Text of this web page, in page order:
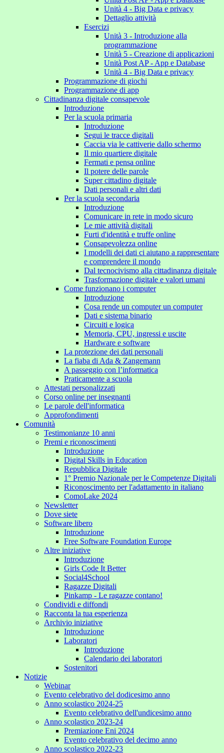
Unità 4 - Big Data e privacy
Dettaglio attività
Esercizi
Unità 3 - Introduzione alla
programmazione
Unità 5 - Creazione di applicazioni
Unità Post AP - App e Database
Unità 4 - Big Data e privacy
Programmazione di giochi
Programmazione di app
Cittadinanza digitale consapevole
Introduzione
Per la scuola primaria
Introduzione
Segui le tracce digitali
Caccia via le cattiverie dallo schermo
Il mio quartiere digitale
Fermati e pensa online
Il potere delle parole
Super cittadino digitale
Dati personali e altri dati
Per la scuola secondaria
Introduzione
Comunicare in rete in modo sicuro
Le mie attività digitali
Furti d'identità e truffe online
Consapevolezza online
I modelli dei dati ci aiutano a rappresentare
e comprendere il mondo
Dal tecnocivismo alla cittadinanza digitale
Trasformazione digitale e valori umani
Come funzionano i computer
Introduzione
Cosa rende un computer un computer
Dati e sistema binario
Circuiti e logica
Memoria, CPU, ingressi e uscite
Hardware e software
La protezione dei dati personali
La fiaba di Ada & Zangemann
A passeggio con l’informatica
Praticamente a scuola
Attestati personalizzati
Corso online per insegnanti
Le parole dell'informatica
Approfondimenti
Comunità
Testimonianze 10 anni
Premi e riconoscimenti
Introduzione
Digital Skills in Education
Repubblica Digitale
1° Premio Nazionale per le Competenze Digitali
Riconoscimento per l'adattamento in italiano
ComoLake 2024
Newsletter
Dove siete
Software libero
Introduzione
Free Software Foundation Europe
Altre iniziative
Introduzione
Girls Code It Better
Social4School
Ragazze Digitali
Pinkamp - Le ragazze contano!
Condividi e diffondi
Racconta la tua esperienza
Archivio iniziative
Introduzione
Laboratori
Introduzione
Calendario dei laboratori
Sostenitori
Notizie
Webinar
Evento celebrativo del dodicesimo anno
Anno scolastico 2024-25
Evento celebrativo dell'undicesimo anno
Anno scolastico 2023-24
Premiazione Eni 2024
Evento celebrativo del decimo anno
Anno scolastico 2022-23